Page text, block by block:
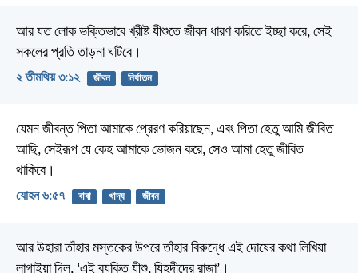
আর যত লোক ভক্তিভাবে খ্রীষ্ট যীশুতে জীবন ধারণ করিতে ইচ্ছা করে, সেই
সকলের প্রতি তাড়না ঘটিবে।
২ তীমথিয় ৩:১২ জীবন নির্যাতন
যেমন জীবন্ত পিতা আমাকে প্রেরণ করিয়াছেন, এবং পিতা হেতু আমি জীবিত
আছি, সেইরূপ যে কেহ আমাকে ভোজন করে, সেও আমা হেতু জীবিত
থাকিবে।
যোহন ৬:৫৭ বাবা খাদ্য জীবন
আর উহারা তাঁহার মস্তকের উপরে তাঁহার বিরুদ্ধে এই দোষের কথা লিখিয়া
লাগাইয়া দিল, ‘এই ব্যক্তি যীশু, যিহূদীদের রাজা’।